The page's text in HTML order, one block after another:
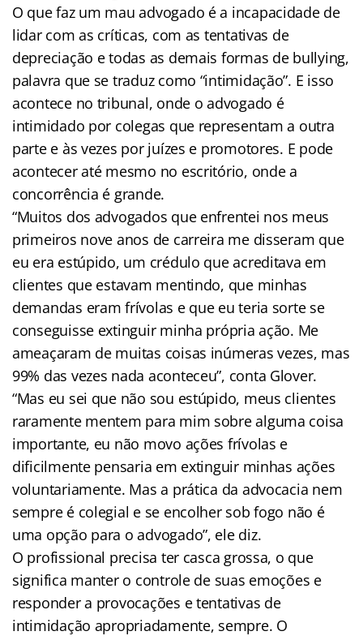
O que faz um mau advogado é a incapacidade de
lidar com as críticas, com as tentativas de
depreciação e todas as demais formas de bullying,
palavra que se traduz como “intimidação”. E isso
acontece no tribunal, onde o advogado é
intimidado por colegas que representam a outra
parte e às vezes por juízes e promotores. E pode
acontecer até mesmo no escritório, onde a
concorrência é grande.
“Muitos dos advogados que enfrentei nos meus
primeiros nove anos de carreira me disseram que
eu era estúpido, um crédulo que acreditava em
clientes que estavam mentindo, que minhas
demandas eram frívolas e que eu teria sorte se
conseguisse extinguir minha própria ação. Me
ameaçaram de muitas coisas inúmeras vezes, mas
99% das vezes nada aconteceu”, conta Glover.
“Mas eu sei que não sou estúpido, meus clientes
raramente mentem para mim sobre alguma coisa
importante, eu não movo ações frívolas e
dificilmente pensaria em extinguir minhas ações
voluntariamente. Mas a prática da advocacia nem
sempre é colegial e se encolher sob fogo não é
uma opção para o advogado”, ele diz.
O profissional precisa ter casca grossa, o que
significa manter o controle de suas emoções e
responder a provocações e tentativas de
intimidação apropriadamente, sempre. O